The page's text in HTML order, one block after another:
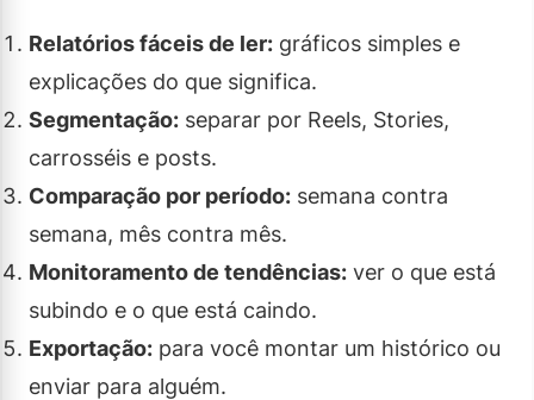
Relatórios fáceis de ler: gráficos simples e
explicações do que significa.
Segmentação: separar por Reels, Stories,
carrosséis e posts.
Comparação por período: semana contra
semana, mês contra mês.
Monitoramento de tendências: ver o que está
subindo e o que está caindo.
Exportação: para você montar um histórico ou
enviar para alguém.